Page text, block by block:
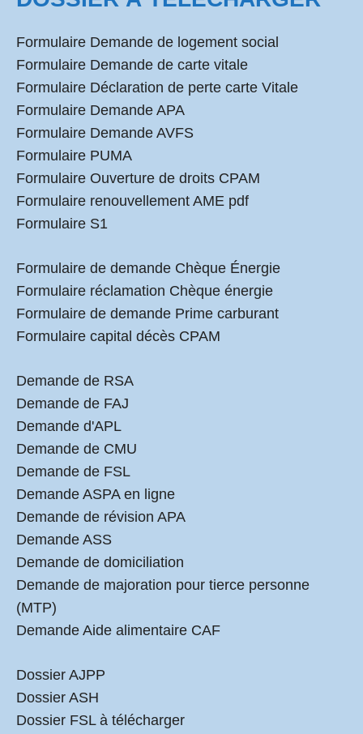
Formulaire Demande de logement social
Formulaire Demande de carte vitale
Formulaire Déclaration de perte carte Vitale
Formulaire Demande APA
Formulaire Demande AVFS
Formulaire PUMA
Formulaire Ouverture de droits CPAM
Formulaire renouvellement AME pdf
Formulaire S1
Formulaire de demande Chèque Énergie
Formulaire réclamation Chèque énergie
Formulaire de demande Prime carburant
Formulaire capital décès CPAM
Demande de RSA
Demande de FAJ
Demande d'APL
Demande de CMU
Demande de FSL
Demande ASPA en ligne
Demande de révision APA
Demande ASS
Demande de domiciliation
Demande de majoration pour tierce personne
(MTP)
Demande Aide alimentaire CAF
Dossier AJPP
Dossier ASH
Dossier FSL à télécharger